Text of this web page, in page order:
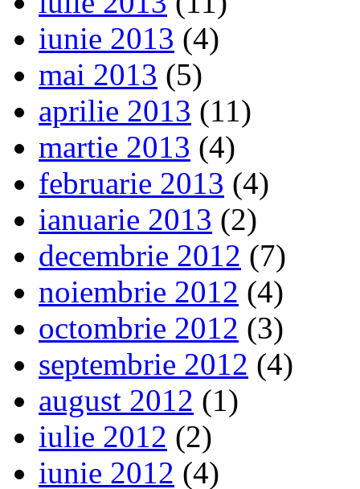
iunie 2013 (4)
mai 2013 (5)
aprilie 2013 (11)
martie 2013 (4)
februarie 2013 (4)
ianuarie 2013 (2)
decembrie 2012 (7)
noiembrie 2012 (4)
octombrie 2012 (3)
septembrie 2012 (4)
august 2012 (1)
iulie 2012 (2)
iunie 2012 (4)